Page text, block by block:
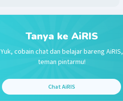
Tanya ke AiRIS
Yuk, cobain chat dan belajar bareng AiRIS,
teman pintarmu!
Chat AiRIS